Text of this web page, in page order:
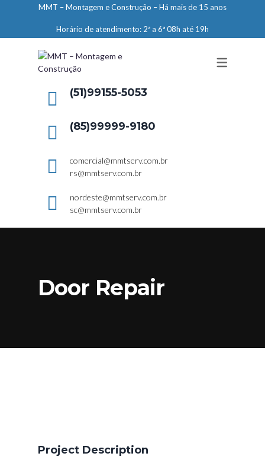
ENGENHARIA
LIMPEZA E CONSERVAÇÃO
MANUTENÇÃO PREDIAL
ELEVADORES – PREPARAÇÃO DE
MMT – Montagem e Construção – Há mais de 15 anos
Horário de atendimento: 2ª a 6ª 08h até 19h
(51)99155-5053
(85)99999-9180
comercial@mmtserv.com.br
rs@mmtserv.com.br
nordeste@mmtserv.com.br
sc@mmtserv.com.br
Door Repair
Project Description